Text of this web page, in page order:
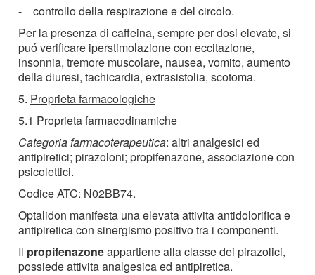
- controllo della respirazione e del circolo.
Per la presenza di caffeina, sempre per dosi elevate, si
puó verificare iperstimolazione con eccitazione,
insonnia, tremore muscolare, nausea, vomito, aumento
della diuresi, tachicardia, extrasistolia, scotoma.
5. Proprieta farmacologiche
5.1 Proprieta farmacodinamiche
Categoria farmacoterapeutica: altri analgesici ed
antipiretici; pirazoloni; propifenazone, associazione con
psicolettici.
Codice ATC: N02BB74.
Optalidon manifesta una elevata attivita antidolorifica e
antipiretica con sinergismo positivo tra i componenti.
Il propifenazoneappartiene alla classe dei pirazolici,
possiede attivita analgesica ed antipiretica.